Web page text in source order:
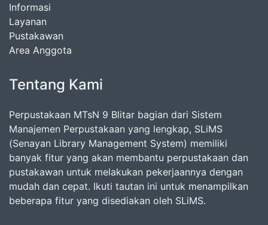
Informasi
Layanan
Pustakawan
Area Anggota
Tentang Kami
Perpustakaan MTsN 9 Blitar bagian dari Sistem
Manajemen Perpustakaan yang lengkap, SLiMS
(Senayan Library Management System) memiliki
banyak fitur yang akan membantu perpustakaan dan
pustakawan untuk melakukan pekerjaannya dengan
mudah dan cepat. Ikuti tautan ini untuk menampilkan
beberapa fitur yang disediakan oleh SLiMS.